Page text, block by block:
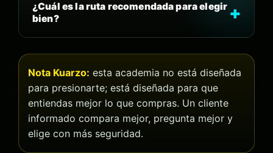
¿Cuál es la ruta recomendada para elegir
bien?
Nota Kuarzo: esta academia no está diseñada
para presionarte; está diseñada para que
entiendas mejor lo que compras. Un cliente
informado compara mejor, pregunta mejor y
elige con más seguridad.